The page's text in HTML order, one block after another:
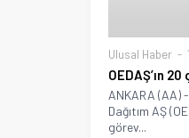
Ulusal Haber
OEDAŞ’ın 20
ANKARA (AA)
Dağıtım AŞ
görev...